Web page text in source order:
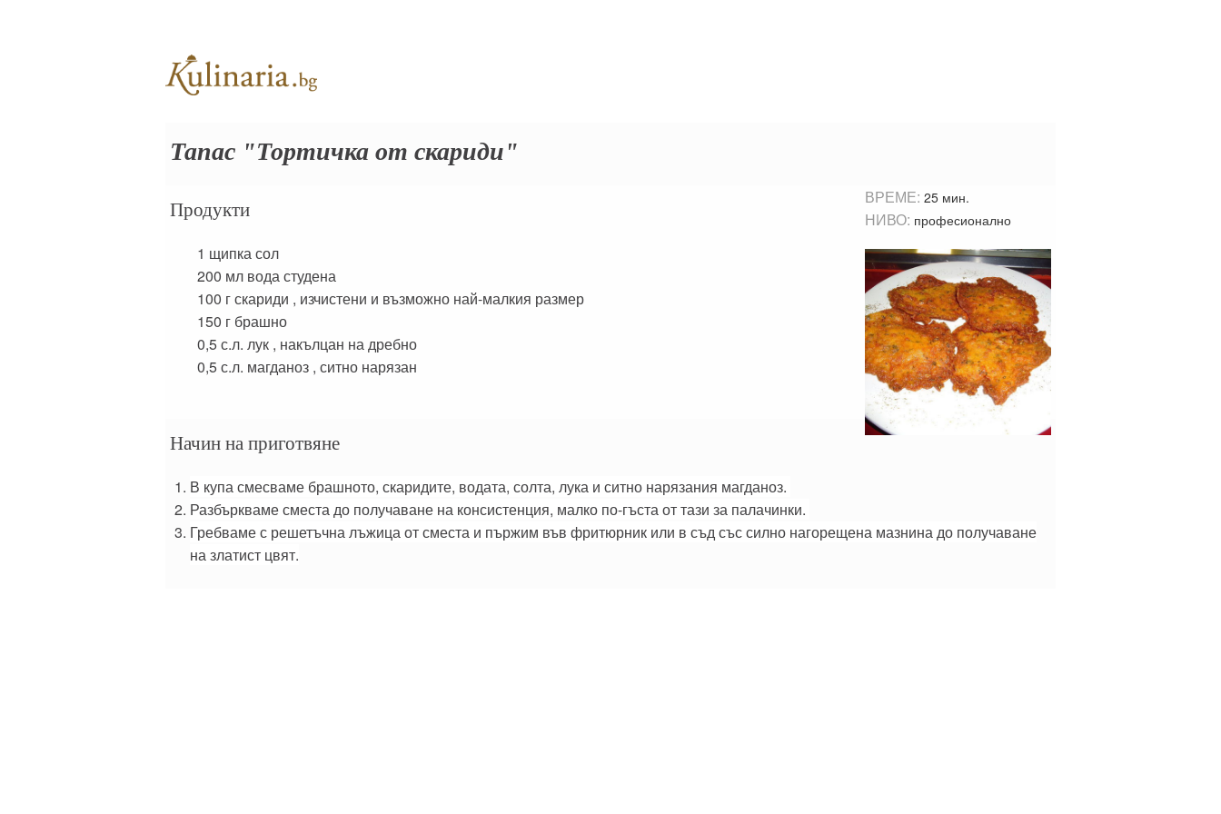
Тапас "Тортичка от скариди"
Продукти
1 щипкасол
200 мл вода студена
100 гскариди , изчистени и възможно най-малкия размер
150 г брашно
0,5 с.л. лук , накълцан на дребно
0,5 с.л. магданоз , ситно нарязан
ВРЕМЕ: 25 мин.
НИВО: професионално
Начин на приготвяне
В купа смесваме брашното, скаридите, водата, солта, лука и ситно нарязания магданоз.
Разбъркваме сместа до получаване на консистенция, малко по-гъста от тази за палачинки.
Гребваме с решетъчна лъжица от сместа и пържим във фритюрник или в съд със силно нагорещена мазнина до получаване
на златист цвят.